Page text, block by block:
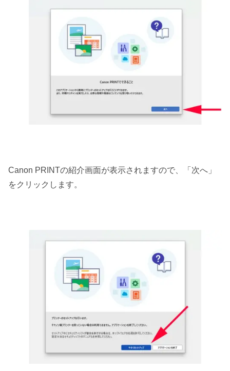
Canon PRINTの紹介画面が表示されますので、「次へ」
をクリックします。